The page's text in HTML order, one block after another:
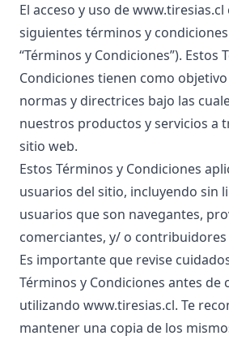
El acceso y uso dewww.tiresias.cl
siguientes términos y
“Términos y Condiciones”). Estos
Condiciones tienen como
normas y directrices bajo las
nuestros productos y servicios a
sitio web.
Estos Términos y Condiciones
usuarios del sitio, incluyendo sin
usuarios que son navegantes,
comerciantes, y/ o
Es importante que revise
Términos y Condiciones antes de
utilizando www.tiresias.cl. Te
mantener una copia de los